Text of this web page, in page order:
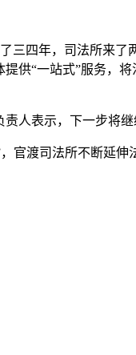
三四年，司法所来
供“一站式”服务，
人表示，下一步将
，官渡司法所不断